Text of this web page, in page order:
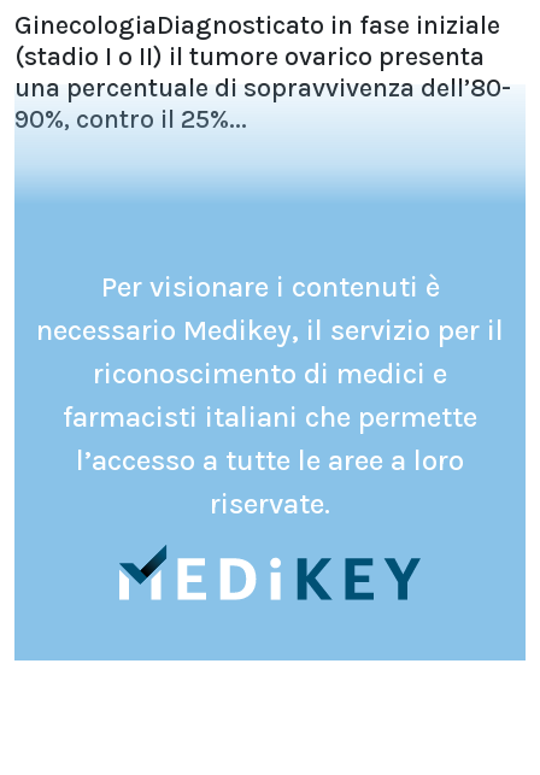
GinecologiaDiagnosticato in fase iniziale
(stadio I o II) il tumore ovarico presenta
una percentuale di sopravvivenza dell’80-
90%, contro il 25%...
Per visionare i contenuti è
necessario Medikey, il servizio per il
riconoscimento di medici e
farmacisti italiani che permette
l’accesso a tutte le aree a loro
riservate.